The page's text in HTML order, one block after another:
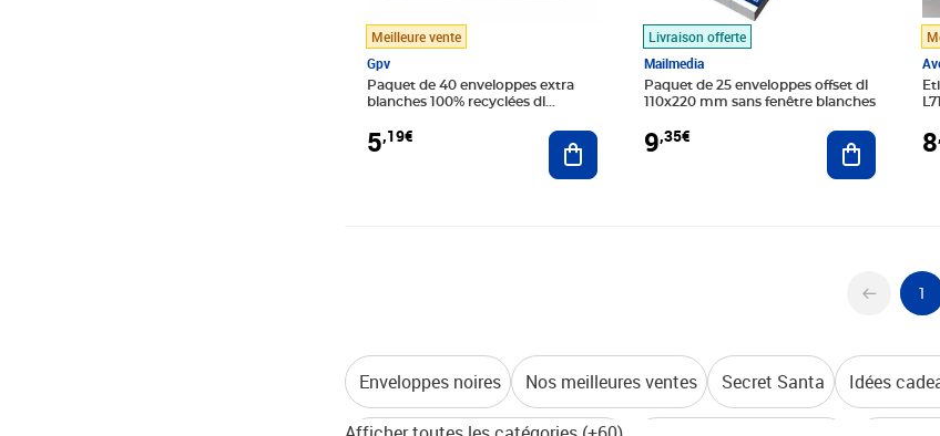
Meilleure vente
Gpv
Paquet de 40 enveloppes extra
blanches 100% recyclées dl
5,19€ Ajouter au panier
Livraison offerte
Mailmedia
Paquet de 25 enveloppes offset dl
110x220 mm sans fenêtre blanches
9,35€ Ajouter au8
1
Enveloppes noires Nos meilleures ventes Secret Santa Idées